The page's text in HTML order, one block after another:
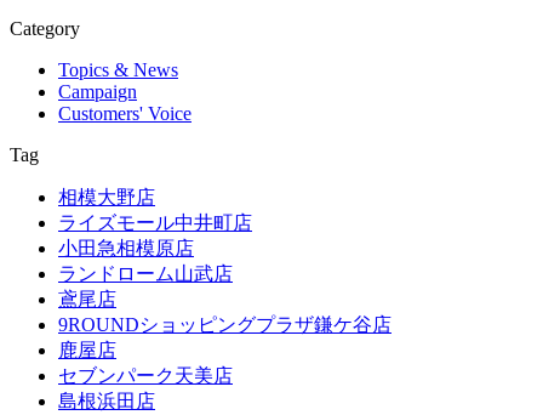
Category
Topics & News
Campaign
Customers' Voice
Tag
相模大野店
ライズモール中井町店
小田急相模原店
ランドローム山武店
鳶尾店
9ROUNDショッピングプラザ鎌ケ谷店
鹿屋店
セブンパーク天美店
島根浜田店